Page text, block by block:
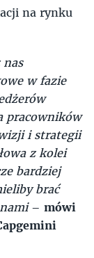
na rynku
nas
w fazie
pracowników
i strategii
z kolei
bardziej
brać
– mówi